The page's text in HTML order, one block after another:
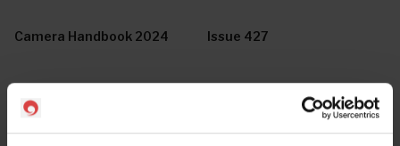
Camera Handbook 2024 Issue 427
Issue 426